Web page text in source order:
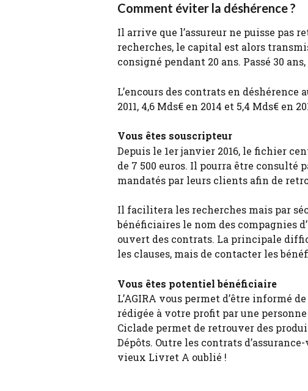
Comment éviter la déshérence ?
Il arrive que l’assureur ne puisse pas
recherches, le capital est alors
consigné pendant 20 ans. Passé 30
L’encours des contrats en déshérence
2011, 4,6 Mds€ en 2014 et 5,4 Mds€ en
Vous êtes souscripteur
Depuis le 1er janvier 2016, le fichier
de 7 500 euros. Il pourra être consulté
mandatés par leurs clients afin de
Il facilitera les recherches mais par
bénéficiaires le nom des compagnies
ouvert des contrats. La principale
les clauses, mais de contacter les
Vous êtes potentiel bénéficiaire
L’AGIRA vous permet d’être informé
rédigée à votre profit par une
Ciclade permet de retrouver des
Dépôts. Outre les contrats
vieux Livret A oublié !